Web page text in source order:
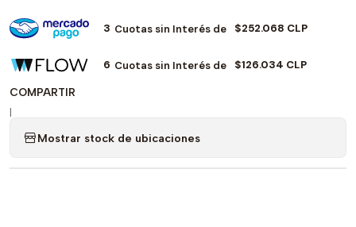
3 Cuotas sin Interés de $252.068 CLP
6 Cuotas sin Interés de $126.034 CLP
COMPARTIR
|
Mostrar stock de ubicaciones